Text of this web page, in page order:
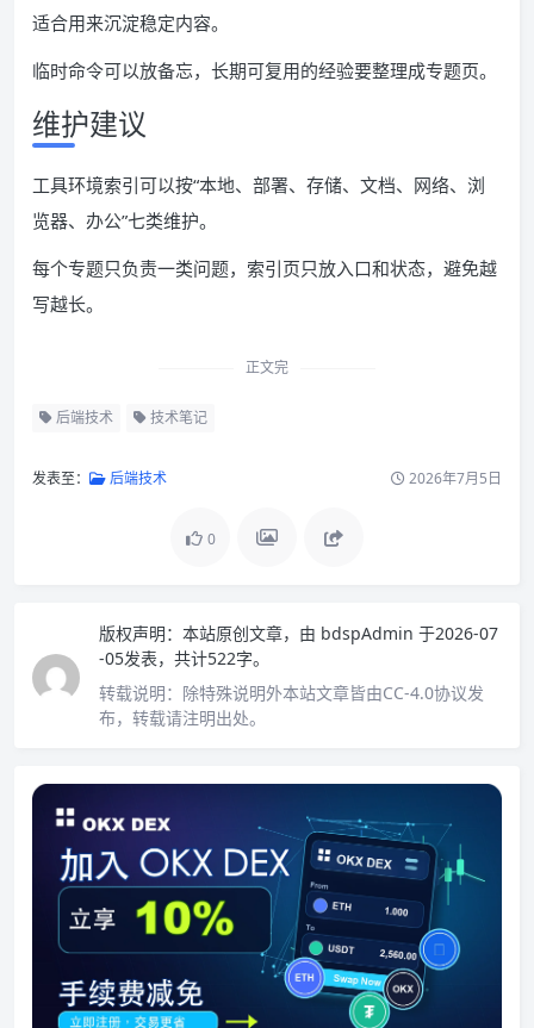
适合用来沉淀稳定内容。
临时命令可以放备忘，长期可复用的经验要整理成专题页。
维护建议
工具环境索引可以按“本地、部署、存储、文档、网络、浏
览器、办公”七类维护。
每个专题只负责一类问题，索引页只放入口和状态，避免越
写越长。
正文完
后端技术 技术笔记
发表至： 后端技术 2026年7月5日
0
版权声明： 本站原创文章，由 bdspAdmin 于2026-07
-05发表，共计522字。
转载说明： 除特殊说明外本站文章皆由CC-4.0协议发
布，转载请注明出处。